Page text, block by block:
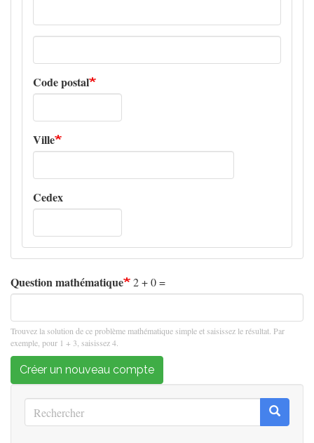
Adresse
Code postal
Ville
Cedex
Question mathématique 2 + 0 =
Trouvez la solution de ce problème mathématique simple et saisissez le résultat. Par
exemple, pour 1 + 3, saisissez 4.
Créer un nouveau compte
Rechercher
Rechercher